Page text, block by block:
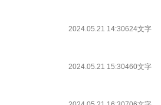
2024.05.21 14:30624文字
2024.05.21 15:30460文字